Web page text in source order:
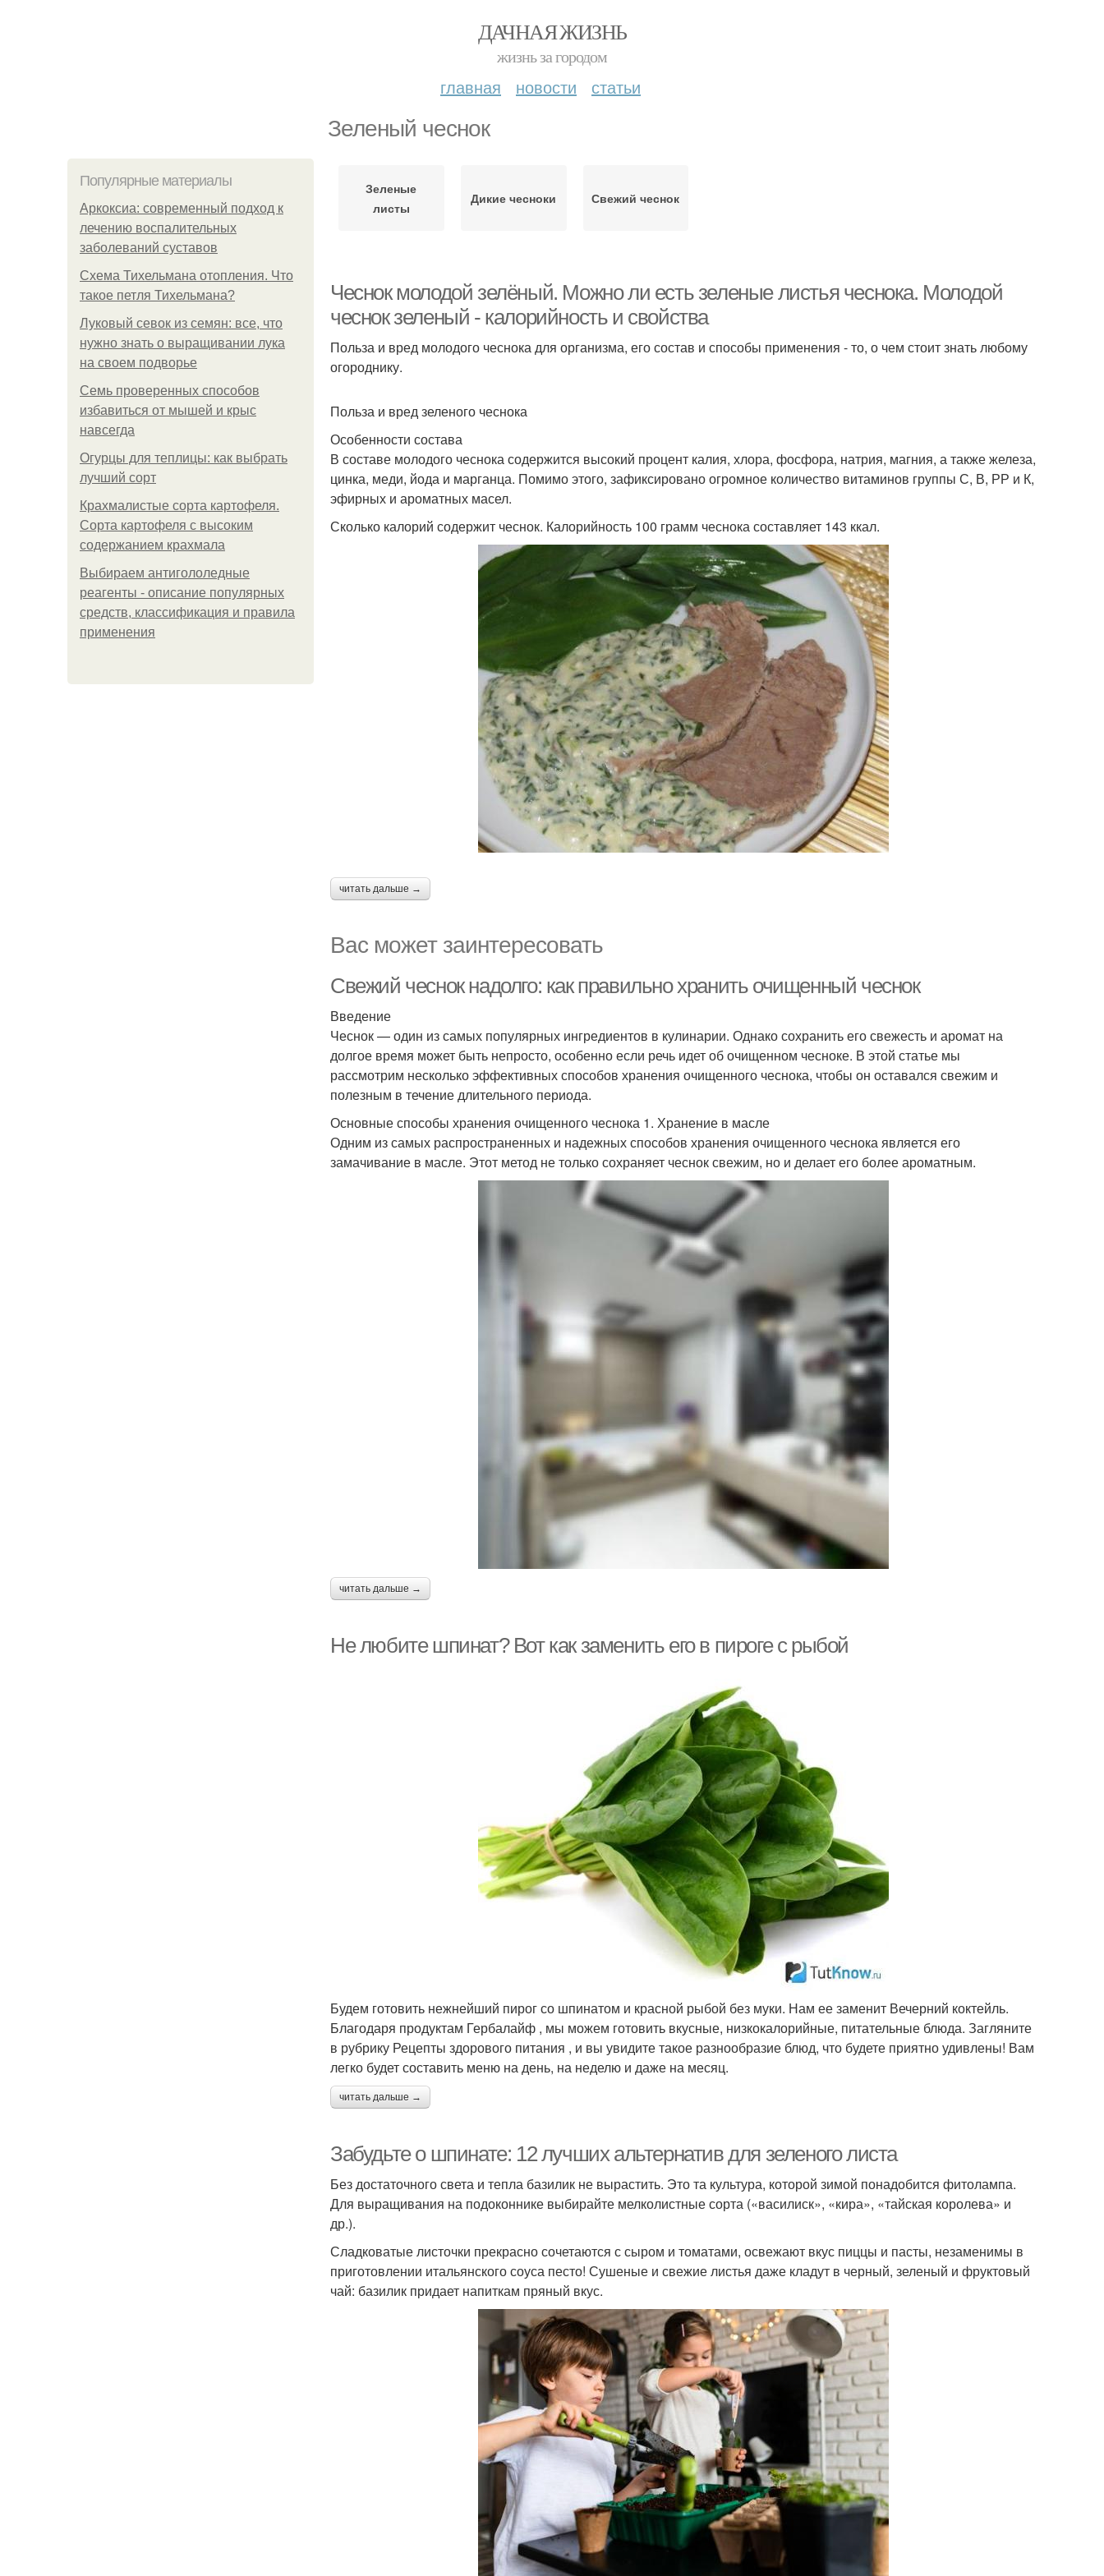
ДАЧНАЯ ЖИЗНЬ
жизнь за городом
главная новости статьи
Зеленый чеснок
Популярные материалы
Аркоксиа: современный подход к
лечению воспалительных
заболеваний суставов
Схема Тихельмана отопления. Что
такое петля Тихельмана?
Луковый севок из семян: все, что
нужно знать о выращивании лука
на своем подворье
Семь проверенных способов
избавиться от мышей и крыс
навсегда
Огурцы для теплицы: как выбрать
лучший сорт
Крахмалистые сорта картофеля.
Сорта картофеля с высоким
содержанием крахмала
Выбираем антигололедные
реагенты - описание популярных
средств, классификация и правила
применения
Зеленые
листы
Дикие чесноки Свежий чеснок
Чеснок молодой зелёный. Можно ли есть зеленые листья чеснока. Молодой
чеснок зеленый - калорийность и свойства
Польза и вред молодого чеснока для организма, его состав и способы применения - то, о чем стоит знать любому
огороднику.
Польза и вред зеленого чеснока
Особенности состава
В составе молодого чеснока содержится высокий процент калия, хлора, фосфора, натрия, магния, а также железа,
цинка, меди, йода и марганца. Помимо этого, зафиксировано огромное количество витаминов группы С, В, РР и К,
эфирных и ароматных масел.
Сколько калорий содержит чеснок. Калорийность 100 грамм чеснока составляет 143 ккал.
читать дальше →
Вас может заинтересовать
Свежий чеснок надолго: как правильно хранить очищенный чеснок
Введение
Чеснок — один из самых популярных ингредиентов в кулинарии. Однако сохранить его свежесть и аромат на
долгое время может быть непросто, особенно если речь идет об очищенном чесноке. В этой статье мы
рассмотрим несколько эффективных способов хранения очищенного чеснока, чтобы он оставался свежим и
полезным в течение длительного периода.
Основные способы хранения очищенного чеснока 1. Хранение в масле
Одним из самых распространенных и надежных способов хранения очищенного чеснока является его
замачивание в масле. Этот метод не только сохраняет чеснок свежим, но и делает его более ароматным.
читать дальше →
Не любите шпинат? Вот как заменить его в пироге с рыбой
Будем готовить нежнейший пирог со шпинатом и красной рыбой без муки. Нам ее заменит Вечерний коктейль.
Благодаря продуктам Гербалайф , мы можем готовить вкусные, низкокалорийные, питательные блюда. Загляните
в рубрику Рецепты здорового питания , и вы увидите такое разнообразие блюд, что будете приятно удивлены! Вам
легко будет составить меню на день, на неделю и даже на месяц.
читать дальше →
Забудьте о шпинате: 12 лучших альтернатив для зеленого листа
Без достаточного света и тепла базилик не вырастить. Это та культура, которой зимой понадобится фитолампа.
Для выращивания на подоконнике выбирайте мелколистные сорта («василиск», «кира», «тайская королева» и
др.).
Сладковатые листочки прекрасно сочетаются с сыром и томатами, освежают вкус пиццы и пасты, незаменимы в
приготовлении итальянского соуса песто! Сушеные и свежие листья даже кладут в черный, зеленый и фруктовый
чай: базилик придает напиткам пряный вкус.